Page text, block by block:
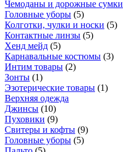
Чемоданы и дорожные сумки
Головные уборы (5)
Колготки, чулки и носки (5)
Контактные линзы (5)
Хенд мейд (5)
Карнавальные костюмы (3)
Интим товары (2)
Зонты (1)
Эзотерические товары (1)
Верхняя одежда
Джинсы (10)
Пуховики (9)
Свитеры и кофты (9)
Головные уборы (5)